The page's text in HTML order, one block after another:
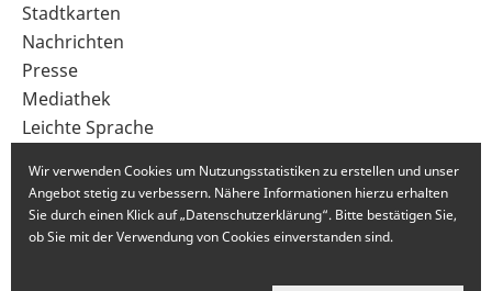
Fußbereich
Stadtkarten
Nachrichten
Presse
Mediathek
Leichte Sprache
Wir verwenden Cookies um Nutzungsstatistiken zu erstellen und unser
Angebot stetig zu verbessern. Nähere Informationen hierzu erhalten
Sie durch einen Klick auf „Datenschutzerklärung“. Bitte bestätigen Sie,
ob Sie mit der Verwendung von Cookies einverstanden sind.